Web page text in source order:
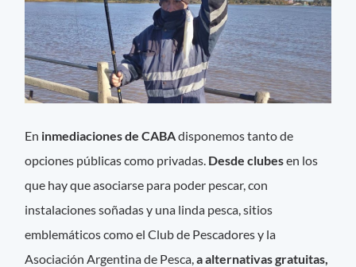
En inmediaciones de CABAdisponemos tanto de
opciones públicas como privadas. Desde clubesen los
que hay que asociarse para poder pescar, con
instalaciones soñadas y una linda pesca, sitios
emblemáticos como el Club de Pescadores y la
Asociación Argentina de Pesca,a alternativas gratuitas,